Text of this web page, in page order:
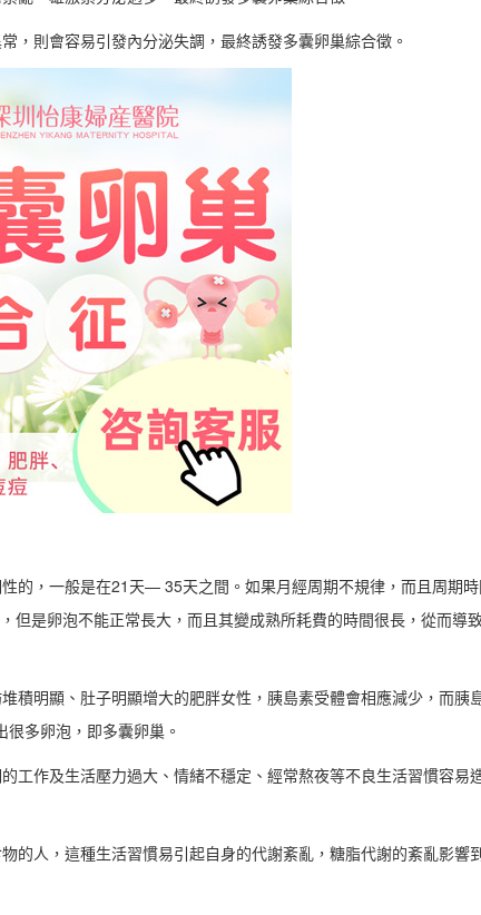
，則會容易引發內分泌失調，最終誘發多囊卵巢綜合徵。
的，一般是在21天— 35天之間。如果月經周期不規律，而且周期
但是卵泡不能正常長大，而且其變成熟所耗費的時間很長，從而導
積明顯、肚子明顯增大的肥胖女性，胰島素受體會相應減少，而胰
多卵泡，即多囊卵巢。
工作及生活壓力過大、情緒不穩定、經常熬夜等不良生活習慣容易
的人，這種生活習慣易引起自身的代謝紊亂，糖脂代謝的紊亂影響